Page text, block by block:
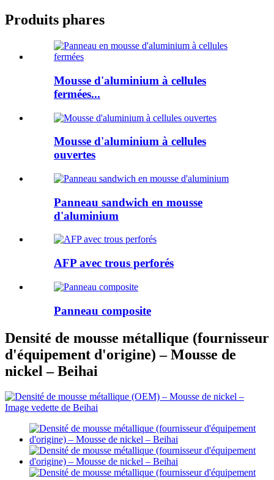
Produits phares
Mousse d'aluminium à cellules
fermées...
Mousse d'aluminium à cellules
ouvertes
Panneau sandwich en mousse
d'aluminium
AFP avec trous perforés
Panneau composite
Densité de mousse métallique (fournisseur
d'équipement d'origine) – Mousse de
nickel – Beihai